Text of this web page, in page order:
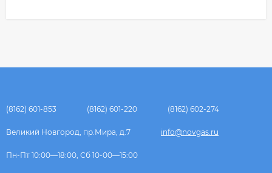
(8162) 601-853 (8162) 601-220 (8162) 602-274
Великий Новгород, пр.Мира, д.7 info@novgas.ru
Пн-Пт 10:00—18:00, Сб 10-00—15:00